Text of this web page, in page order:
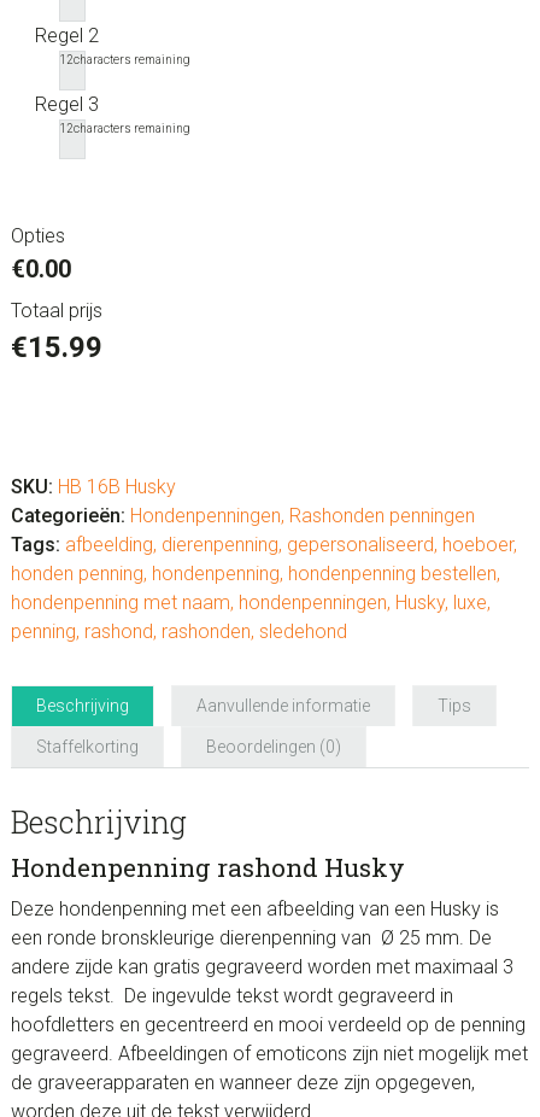
Regel 2
12characters remaining
Regel 3
12characters remaining
Opties
€0.00
Totaal prijs
€15.99
Husky
aantal
SKU: HB 16B Husky
Categorieën: Hondenpenningen, Rashonden penningen
Tags: afbeelding, dierenpenning, gepersonaliseerd, hoeboer,
honden penning, hondenpenning, hondenpenning bestellen,
hondenpenning met naam, hondenpenningen, Husky, luxe,
penning, rashond, rashonden, sledehond
Beschrijving Aanvullende informatie Tips
Staffelkorting Beoordelingen (0)
Beschrijving
Hondenpenning rashond Husky
Deze hondenpenning met een afbeelding van een Husky is
een ronde bronskleurige dierenpenning van Ø 25 mm. De
andere zijde kan gratis gegraveerd worden met maximaal 3
regels tekst. De ingevulde tekst wordt gegraveerd in
hoofdletters en gecentreerd en mooi verdeeld op de penning
gegraveerd. Afbeeldingen of emoticons zijn niet mogelijk met
de graveerapparaten en wanneer deze zijn opgegeven,
worden deze uit de tekst verwijderd.